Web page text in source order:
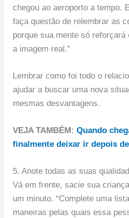
chegou ao aeroporto a tempo.
faça questão de relembrar as
porque sua mente só
a imagem real.”
Lembrar como foi todo o
ajudar a buscar uma nova
mesmas desvantagens.
VEJA TAMBÉM:Quando
finalmente deixar ir depois
5. Anote todas as suas
Vá em frente, sacie sua
um minuto. “Complete uma
maneiras pelas quais essa